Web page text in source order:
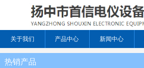
关于我们 产品中心 新闻中心
热销产品